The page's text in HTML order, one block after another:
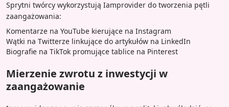
Sprytni twórcy wykorzystują Iamprovider do tworzenia pętli
zaangażowania:
Komentarze na YouTube kierujące na Instagram
Wątki na Twitterze linkujące do artykułów na LinkedIn
Biografie na TikTok promujące tablice na Pinterest
Mierzenie zwrotu z inwestycji w
zaangażowanie